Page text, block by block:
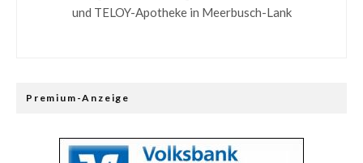
und TELOY-Apotheke in Meerbusch-Lank
Premium-Anzeige